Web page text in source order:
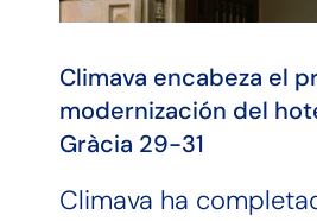
Climava encabeza el
modernización del
Gràcia 29-31
Climava ha